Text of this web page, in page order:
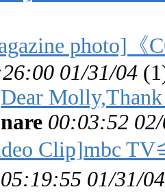
photo]《
01/31/04 (
Dear
nare 00:03:52
Clip]mbc
05:19:55 01/31/04